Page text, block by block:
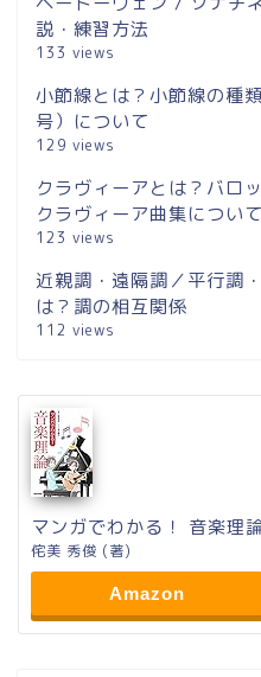
説・練習方法
133 views
小節線とは？小節線の種
号）について
129 views
クラヴィーアとは？バロ
クラヴィーア曲集について
123 views
近親調・遠隔調／平行調
は？調の相互関係
112 views
マンガでわかる！ 音楽理
侘美 秀俊 (著)
Amazon